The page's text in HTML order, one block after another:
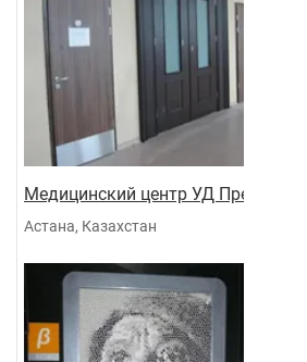
Медицинский центр УД Президента
Астана, Казахстан